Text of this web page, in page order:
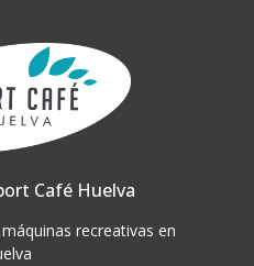
Café Huelva
recreativas en